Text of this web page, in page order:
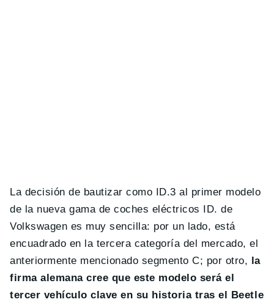
La decisión de bautizar como ID.3 al primer modelo
de la nueva gama de coches eléctricos ID. de
Volkswagen es muy sencilla: por un lado, está
encuadrado en la tercera categoría del mercado, el
anteriormente mencionado segmento C; por otro,
la
firma alemana cree que este modelo será el
tercer vehículo clave en su historia tras el Beetle